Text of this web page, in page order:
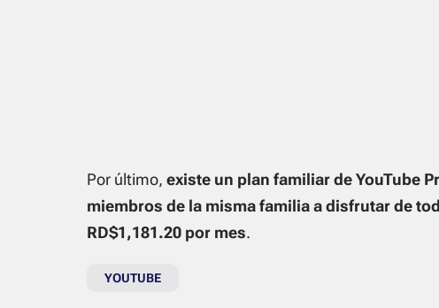
Por último, existe un plan familiar de YouTube
miembros de la misma familia a disfrutar de
RD$1,181.20 por mes.
YOUTUBE